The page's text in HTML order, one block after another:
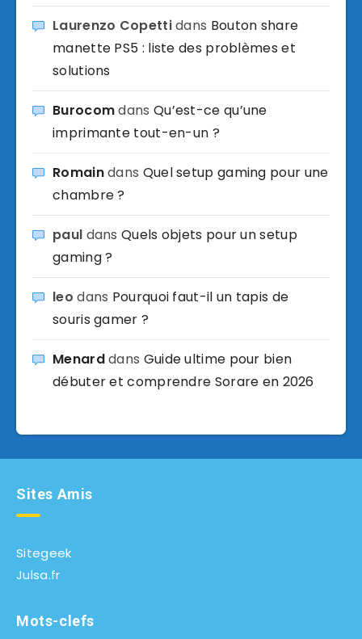
Laurenzo Copettidans Bouton share
manette PS5 : liste des problèmes et
solutions
Burocomdans Qu’est-ce qu’une
imprimante tout-en-un ?
Romaindans Quel setup gaming pour une
chambre ?
paul dansQuels objets pour un setup
gaming ?
leo dans Pourquoi faut-il un tapis de
souris gamer ?
Menarddans Guide ultime pour bien
débuter et comprendre Sorare en 2026
Sites Amis
Sitegeek
Julsa.fr
Mots-clefs